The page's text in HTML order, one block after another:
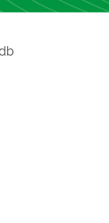
Sorted